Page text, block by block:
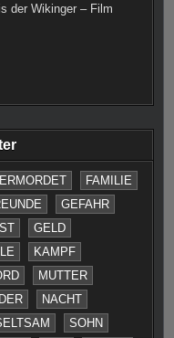
der Wikinger – Film
ERMORDET
FAMILIE
GEFAHR
GELD
KAMPF
MUTTER
NACHT
SOHN